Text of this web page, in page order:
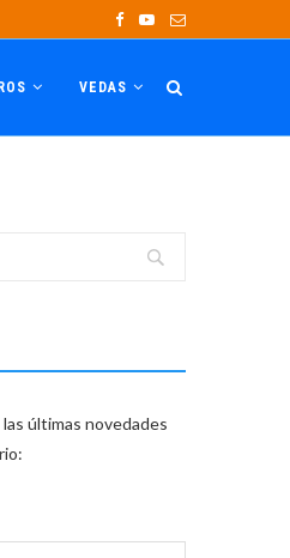
VEDAS
últimas novedades